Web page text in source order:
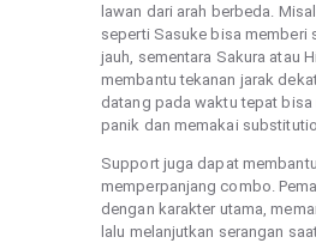
lawan dari arah berbeda.
seperti Sasuke bisa memberi
jauh, sementara Sakura atau
membantu tekanan jarak
datang pada waktu tepat bisa
panik dan memakai
Support juga dapat membantu
memperpanjang combo.
dengan karakter utama,
lalu melanjutkan serangan